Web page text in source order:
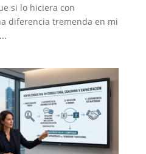
si lo hiciera con
diferencia tremenda en mi